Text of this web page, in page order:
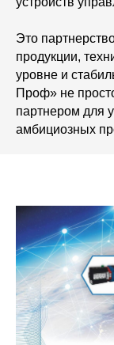
Это
продукции,
уровне и
Проф» не
партнером для
амбициозных